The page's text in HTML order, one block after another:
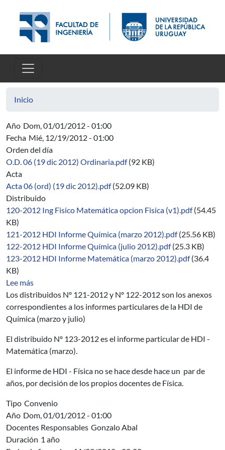
Inicio
Año Dom, 01/01/2012 - 01:00
Fecha Mié, 12/19/2012 - 01:00
Orden del día
O.D. 06 (19 dic 2012) Ordinaria.pdf (92 KB)
Acta
Acta 06 (ord) (19 dic 2012).pdf (52.09 KB)
Distribuido
120-2012 Ing Fisico Matemática opcion Fisica (v1).pdf (54.45
KB)
121-2012 HDI Informe Química (marzo 2012).pdf (25.56 KB)
122-2012 HDI Informe Química (julio 2012).pdf (25.3 KB)
123-2012 HDI Informe Matemática (marzo 2012).pdf (36.4
KB)
Lee mássobre 06/2012-2014
Los distribuidos Nº 121-2012 y Nº 122-2012 son los anexos
correspondientes a los informes particulares de la HDI de
Química (marzo y julio)
El distribuido Nº 123-2012 es el informe particular de HDI -
Matemática (marzo).
El informe de HDI - Física no se hace desde hace un par de
años, por decisión de los propios docentes de Física.
Tipo Convenio
Año Dom, 01/01/2012 - 01:00
Docentes Responsables Gonzalo Abal
Duración 1 año